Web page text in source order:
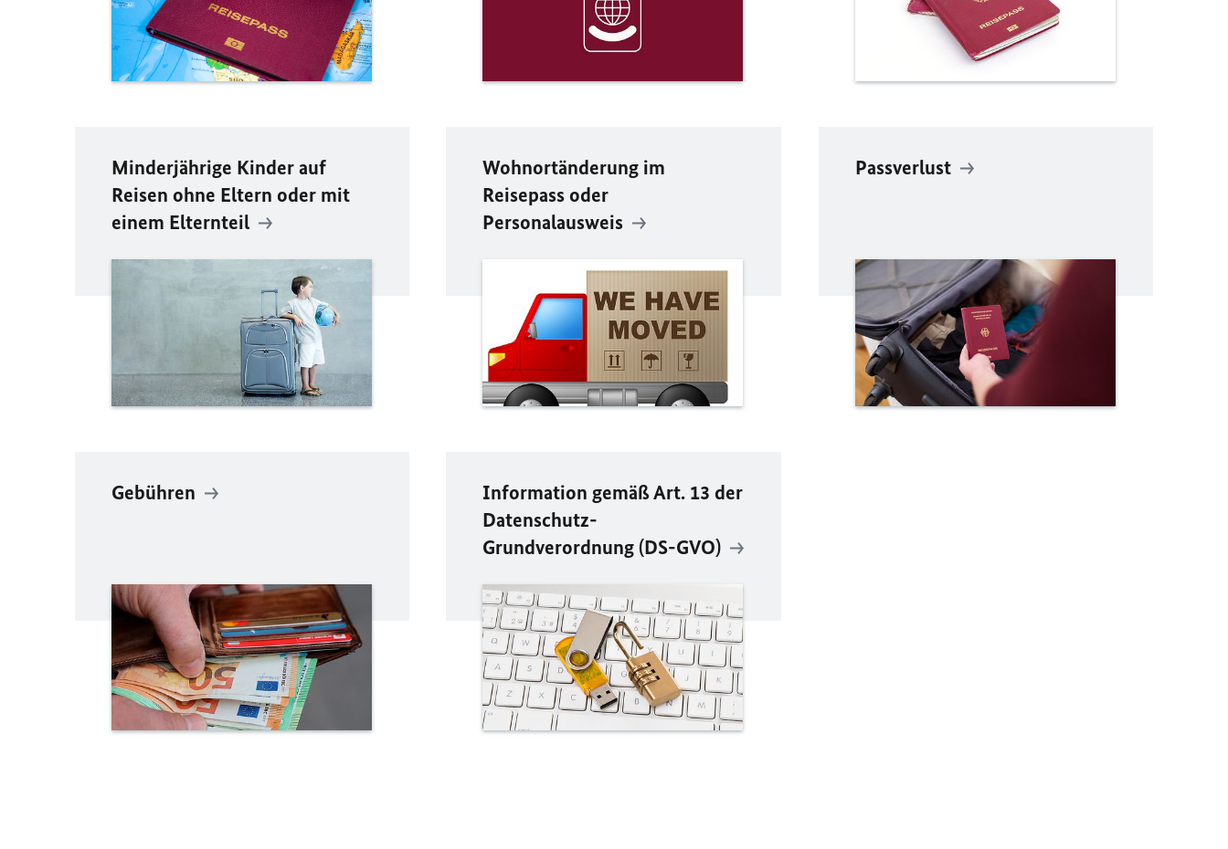
Minderjährige Kinder auf
Reisen ohne Eltern oder mit
einem Elternteil
Wohnortänderung im
Reisepass oder
Personalausweis
Passverlust
Gebühren
Information gemäß Art. 13 der
Datenschutz-
Grundverordnung (DS-GVO)